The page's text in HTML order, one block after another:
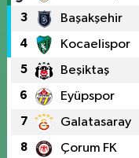
3 Başakşehir
4 Kocaelispor
5 Beşiktaş
6 Eyüpspor
7 Galatasaray
8 Çorum FK